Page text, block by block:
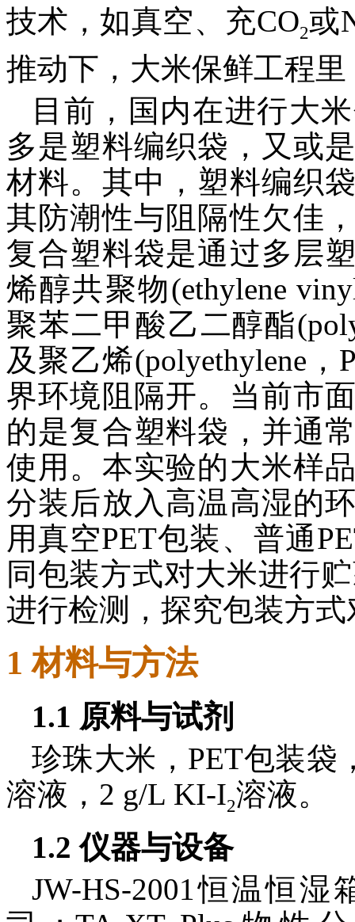
技术，如真空、充CO2或
推动下，大米保鲜工程
目前，国内在进行大
多是塑料编织袋，又或
材料。其中，塑料编织
其防潮性与阻隔性欠佳
复合塑料袋是通过多层
烯醇共聚物(ethylene
聚苯二甲酸乙二醇酯
及聚乙烯(polyethylene
界环境阻隔开。当前市
的是复合塑料袋，并通
使用。本实验的大米样
分装后放入高温高湿的
用真空PET包装、普通
同包装方式对大米进行
进行检测，探究包装方
1 材料与方法
1.1 原料与试剂
珍珠大米，PET包装袋
溶液，2 g/L KI-I2溶液。
1.2 仪器与设备
JW-HS-2001恒温恒